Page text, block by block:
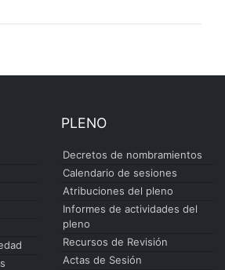
PLENO
Decretos de nombramientos
Calendario de sesiones
Atribuciones del pleno
Informes de actividades del
pleno
Recursos de Revisión
Actas de Sesión